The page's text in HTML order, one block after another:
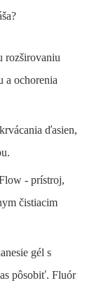
rozširovaniu
a ochorenia
ďasien,
- prístroj,
čistiacim
gél s
pôsobiť. Fluór